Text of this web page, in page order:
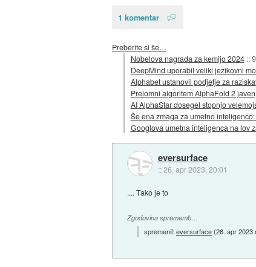
1 komentar
Preberite si še…
Nobelova nagrada za kemijo 2024 ::
DeepMind uporabil veliki jezikovni
Alphabet ustanovil podjetje za
Prelomni algoritem AlphaFold 2
AI AlphaStar dosegel stopnjo
Še ena zmaga za umetno
Googlova umetna inteligenca na lov
eversurface
::26. apr 2023, 20:01
.... Tako je to
Zgodovina sprememb…
spremenil:eversurface(26. apr 2023